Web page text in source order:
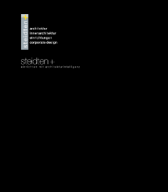
Inhalt
springen